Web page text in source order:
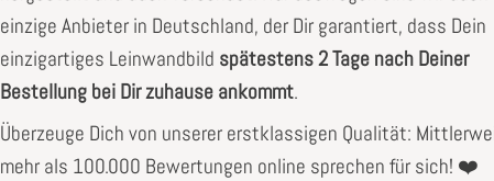
einzige Anbieter in Deutschland, der Dir garantiert, dass Dein
einzigartiges Leinwandbild spätestens 2 Tage nach Deiner
Bestellung bei Dir zuhause ankommt.
Überzeuge Dich von unserer erstklassigen Qualität:
mehr als 100.000 Bewertungen online sprechen für sich! ❤️